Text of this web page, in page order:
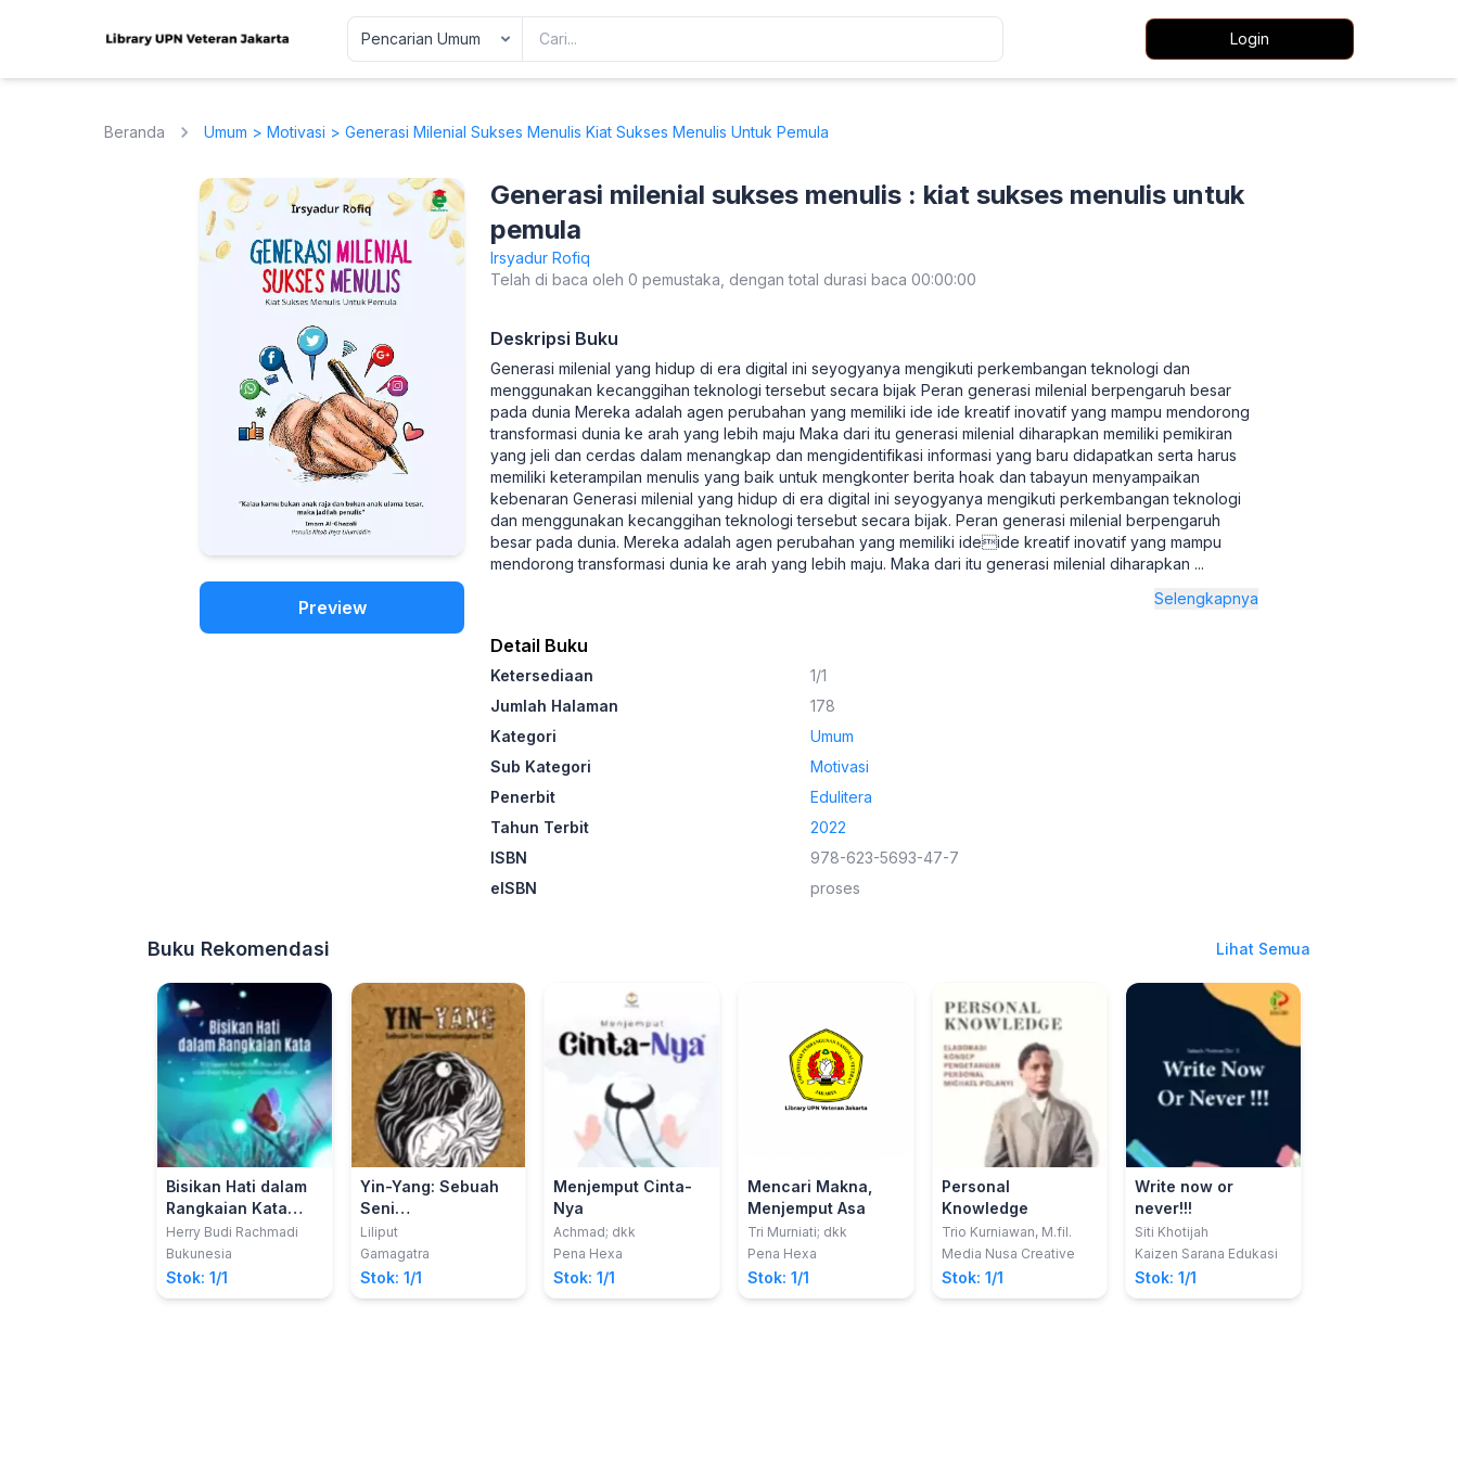
Login
Beranda Umum > Motivasi > Generasi Milenial Sukses Menulis Kiat Sukses Menulis Untuk Pemula
Preview
Generasi milenial sukses menulis : kiat sukses menulis untuk
pemula
Irsyadur Rofiq
Telah di baca oleh 0 pemustaka, dengan total durasi baca 00:00:00
Deskripsi Buku
Generasi milenial yang hidup di era digital ini seyogyanya mengikuti perkembangan teknologi dan
menggunakan kecanggihan teknologi tersebut secara bijak Peran generasi milenial berpengaruh besar
pada dunia Mereka adalah agen perubahan yang memiliki ide ide kreatif inovatif yang mampu mendorong
transformasi dunia ke arah yang lebih maju Maka dari itu generasi milenial diharapkan memiliki pemikiran
yang jeli dan cerdas dalam menangkap dan mengidentifikasi informasi yang baru didapatkan serta harus
memiliki keterampilan menulis yang baik untuk mengkonter berita hoak dan tabayun menyampaikan
kebenaran Generasi milenial yang hidup di era digital ini seyogyanya mengikuti perkembangan teknologi
dan menggunakan kecanggihan teknologi tersebut secara bijak. Peran generasi milenial berpengaruh
besar pada dunia. Mereka adalah agen perubahan yang memiliki ideide kreatif inovatif yang mampu
mendorong transformasi dunia ke arah yang lebih maju. Maka dari itu generasi milenial diharapkan ...
Selengkapnya
Detail Buku
Ketersediaan
1/1
Jumlah Halaman
178
Kategori
Umum
Sub Kategori
Motivasi
Penerbit
Edulitera
Tahun Terbit
2022
ISBN
978-623-5693-47-7
eISBN
proses
Buku Rekomendasi Lihat Semua
Bisikan Hati dalam
Rangkaian Kata
(123 Sepatah Kata
Mutiara Besar
Artinya untuk dapat
Mengubah Dunia
Herry Budi Rachmadi
Bukunesia
Stok: 1/1
Yin-Yang: Sebuah
Seni
Menyeimbangkan
Diri
Liliput
Gamagatra
Stok: 1/1
Menjemput Cinta-
Nya
Achmad; dkk
Pena Hexa
Stok: 1/1
Mencari Makna,
Menjemput Asa
Tri Murniati; dkk
Pena Hexa
Stok: 1/1
Personal
Knowledge
Trio Kurniawan, M.fil.
Media Nusa Creative
Stok: 1/1
Write now or
never!!!
Siti Khotijah
Kaizen Sarana Edukasi
Stok: 1/1